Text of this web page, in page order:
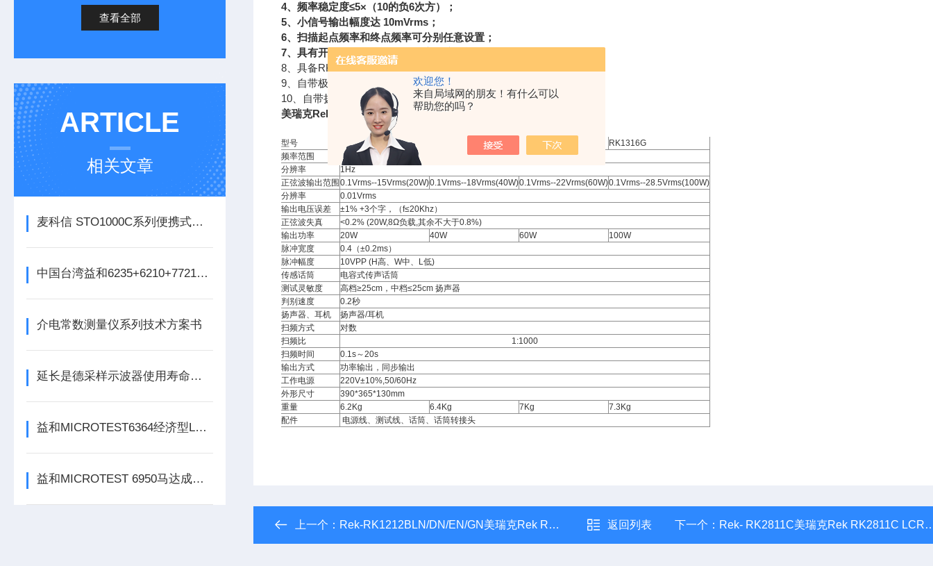
欢迎您！
来自局域网的朋友！有什么可以
帮助您的吗？
查看全部
ARTICLE
相关文章
麦科信 STO1000C系列便携式智能示波器
中国台湾益和6235+6210+7721+6905四合一变压器综合测试系统
介电常数测量仪系列技术方案书
延长是德采样示波器使用寿命的五大保养技巧
益和MICROTEST6364经济型LCR测试仪
益和MICROTEST 6950马达成品电脑化测试系统
4、频率稳定度≤5×（10的负6次方）；
5、小信号输出幅度达 10mVrms；
6、扫描起点频率和终点频率可分别任意设置；
7、具有开机延时输出，短路限流保护功能；
8、具备RK1212系列所有优势；
9、自带极性测试仪功能，无需单独购买；
10、自带扬声器、耳机，并可进行电压自由切换。
美瑞克Rek RK1316BL/D/E/G音频信号发生器
型号 RK1316BL RK1316E
RK1316G
频率范围
20HZ-20KHz
分辨率
1Hz
正弦波输出范围 0.1Vrms--15Vrms(20W)0.1Vrms--18Vrms(40W)0.1Vrms--22Vrms(60W)0.1Vrms--28.5Vrms(100W)
分辨率
0.01Vrms
输出电压误差
±1% +3个字，（f≤20Khz）
正弦波失真
<0.2% (20W,8Ω负载,其余不大于0.8%)
输出功率
20W 40W 60W
100W
脉冲宽度
0.4（±0.2ms）
脉冲幅度
10VPP (H高、W中、L低)
传感话筒
电容式传声话筒
测试灵敏度
高档≥25cm，中档≤25cm 扬声器
判别速度
0.2秒
扬声器、耳机
扬声器/耳机
扫频方式
对数
扫频比
1:1000
扫频时间
0.1s～20s
输出方式
功率输出，同步输出
工作电源
220V±10%,50/60Hz
外形尺寸
390*365*130mm
重量
6.2Kg 6.4Kg 7Kg
7.3Kg
配件
电源线、测试线、话筒、话筒转接头
上一个： Rek-RK1212BLN/DN/EN/GN美瑞克Rek RK1212BLN/D/E/GN音频信号发生器 返回列表 下一个： Rek- RK2811C美瑞克Rek RK2811C LCR数字电桥